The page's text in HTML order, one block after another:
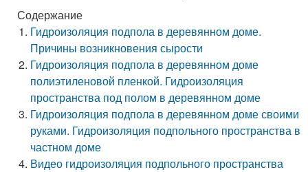
Содержание
Гидроизоляция подпола в деревянном доме.
Причины возникновения сырости
Гидроизоляция подпола в деревянном доме
полиэтиленовой пленкой. Гидроизоляция
пространства под полом в деревянном доме
Гидроизоляция подпола в деревянном доме своими
руками. Гидроизоляция подпольного пространства в
частном доме
Видео гидроизоляция подпольного пространства